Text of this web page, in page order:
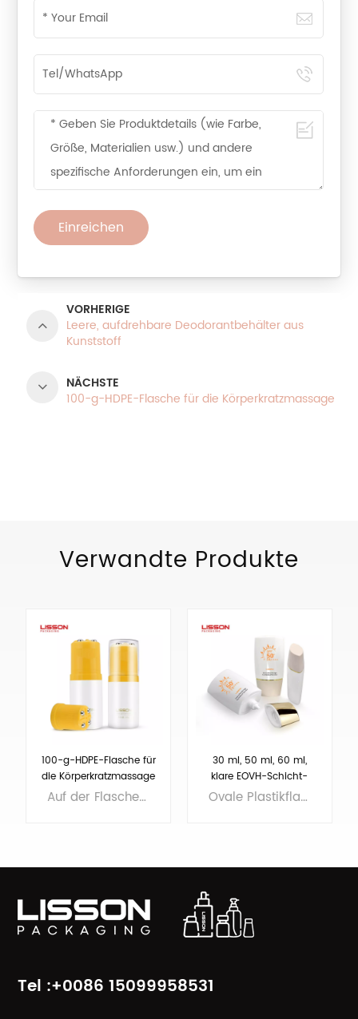
Einreichen
VORHERIGE
Leere, aufdrehbare Deodorantbehälter aus
Kunststoff
NÄCHSTE
100-g-HDPE-Flasche für die Körperkratzmassage
Verwandte Produkte
30 ml, 50 ml, 60 ml,
klare EOVH-Schicht-
HDPE-Kunststoff-Ovale Plastikflaschen, in der Flasche befindet sich EOVH, besserer Schutz für die Formel. MOQ nur 5000 Stück.
ERFAHREN SIE
D55 Körperlotion-
Massageflasche mit
Achat-ApplikatorRollenmaterial ist Achat, 3D-Druck auf der Flasche, diese Flasche eignet sich für die Körperlotion-Massage
ERFAHREN SIE
Tel :+0086 15099958531